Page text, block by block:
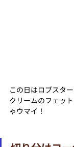
この日はロブスタ
クリームのフェッ
ゃウマイ！